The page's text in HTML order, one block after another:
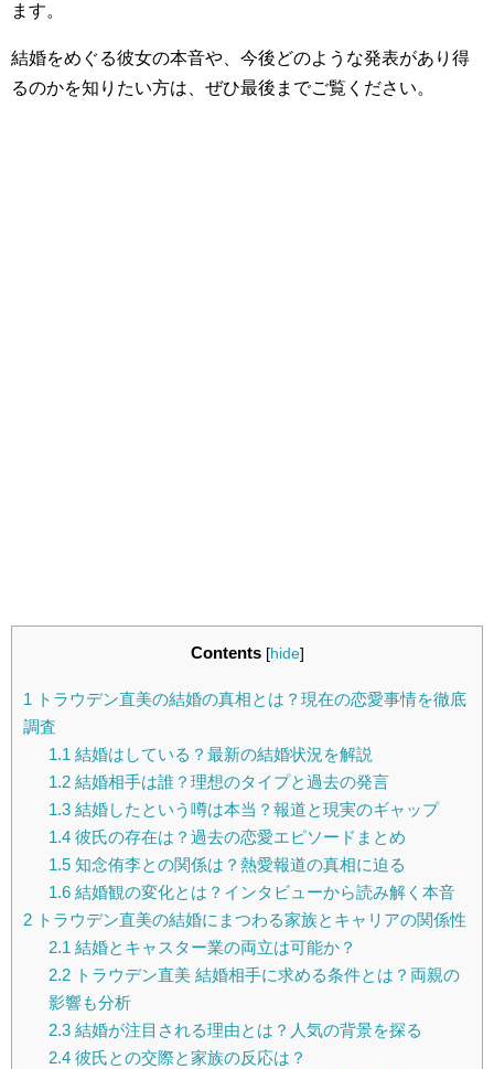
ます。
結婚をめぐる彼女の本音や、今後どのような発表があり得
るのかを知りたい方は、ぜひ最後までご覧ください。
Contents [hide]
1 トラウデン直美の結婚の真相とは？現在の恋愛事情を徹底
調査
1.1結婚はしている？最新の結婚状況を解説
1.2結婚相手は誰？理想のタイプと過去の発言
1.3結婚したという噂は本当？報道と現実のギャップ
1.4彼氏の存在は？過去の恋愛エピソードまとめ
1.5知念侑李との関係は？熱愛報道の真相に迫る
1.6結婚観の変化とは？インタビューから読み解く本音
2 トラウデン直美の結婚にまつわる家族とキャリアの関係性
2.1結婚とキャスター業の両立は可能か？
2.2トラウデン直美 結婚相手に求める条件とは？両親の
影響も分析
2.3結婚が注目される理由とは？人気の背景を探る
2.4彼氏との交際と家族の反応は？